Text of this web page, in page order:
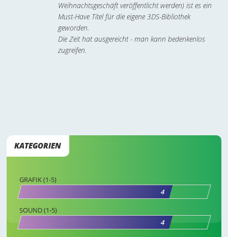
Weihnachtsgeschäft veröffentlicht werden) ist es ein
Must-Have Titel für die eigene 3DS-Bibliothek
geworden.
Die Zeit hat ausgereicht - man kann bedenkenlos
zugreifen.
KATEGORIEN
GRAFIK (1-5)
4
SOUND (1-5)
4